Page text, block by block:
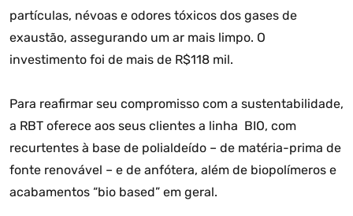
partículas, névoas e odores tóxicos dos gases de
exaustão, assegurando um ar mais limpo. O
investimento foi de mais de R$118 mil.
Para reafirmar seu compromisso com a sustentabilidade,
a RBT oferece aos seus clientes a linha BIO, com
recurtentes à base de polialdeído – de matéria-prima de
fonte renovável – e de anfótera, além de biopolímeros e
acabamentos “bio based” em geral.